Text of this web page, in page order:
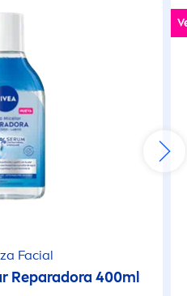
Facial
Reparadora 400ml